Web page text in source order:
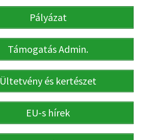
Pályázat
Támogatás Admin.
Ültetvény és kertészet
EU-s hírek